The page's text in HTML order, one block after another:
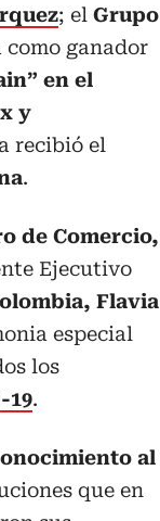
; el Grupo
ganador
en el
y
recibió el
.
de Comercio,
Ejecutivo
Flavia
especial
los
19.
al
que en